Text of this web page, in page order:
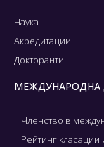
Наука
Акредитации
Докторанти
МЕЖДУНАРОДНА
Членство в
Рейтинг класации